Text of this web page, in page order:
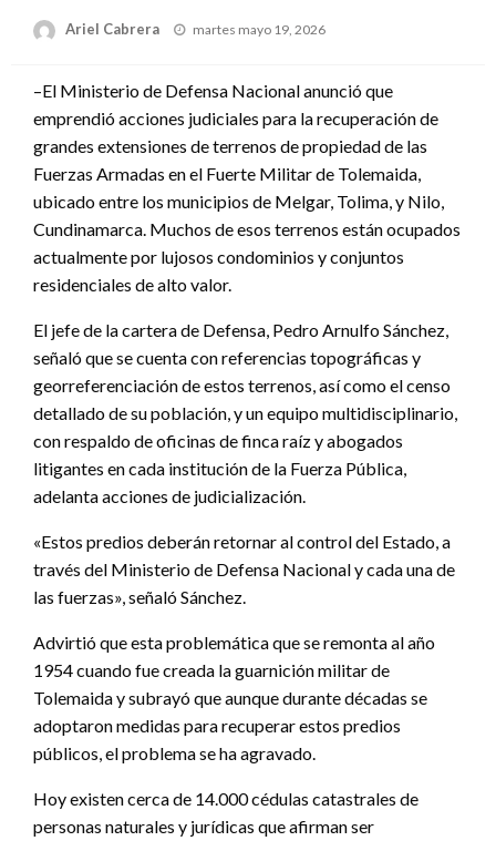
Ariel Cabrera
Publicado
martes mayo 19, 2026
–El Ministerio de Defensa Nacional anunció que
emprendió acciones judiciales para la recuperación de
grandes extensiones de terrenos de propiedad de las
Fuerzas Armadas en el Fuerte Militar de Tolemaida,
ubicado entre los municipios de Melgar, Tolima, y Nilo,
Cundinamarca. Muchos de esos terrenos están ocupados
actualmente por lujosos condominios y conjuntos
residenciales de alto valor.
El jefe de la cartera de Defensa, Pedro Arnulfo Sánchez,
señaló que se cuenta con referencias topográficas y
georreferenciación de estos terrenos, así como el censo
detallado de su población, y un equipo multidisciplinario,
con respaldo de oficinas de finca raíz y abogados
litigantes en cada institución de la Fuerza Pública,
adelanta acciones de judicialización.
«Estos predios deberán retornar al control del Estado, a
través del Ministerio de Defensa Nacional y cada una de
las fuerzas», señaló Sánchez.
Advirtió que esta problemática que se remonta al año
1954 cuando fue creada la guarnición militar de
Tolemaida y subrayó que aunque durante décadas se
adoptaron medidas para recuperar estos predios
públicos, el problema se ha agravado.
Hoy existen cerca de 14.000 cédulas catastrales de
personas naturales y jurídicas que afirman ser